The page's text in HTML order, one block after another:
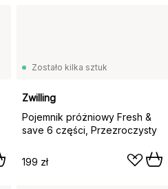
Zostało kilka sztuk
Zwilling
Pojemnik próżniowy Fresh &
save 6 części, Przezroczysty
199 zł